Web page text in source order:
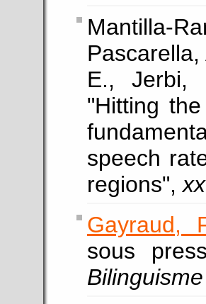
Mantilla-
E.,
"Hitting
speech
regions", xx
Gayraud,
sous